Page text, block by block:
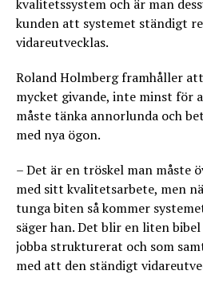
kvalitetssystem och är man
kunden att systemet ständigt
vidareutvecklas.
Roland Holmberg framhåller
mycket givande, inte minst för
måste tänka annorlunda och
med nya ögon.
– Det är en tröskel man måste
med sitt kvalitetsarbete, men
tunga biten så kommer
säger han. Det blir en liten
jobba strukturerat och som
med att den ständigt